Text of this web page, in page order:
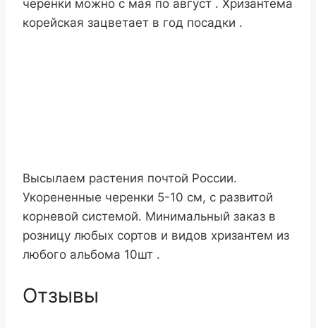
черенки можно с мая по август . Хризантема
корейская зацветает в год посадки .
Высылаем растения почтой России.
Укорененные черенки 5-10 см, с развитой
корневой системой. Минимальный заказ в
розницу любых сортов и видов хризантем из
любого альбома 10шт .
Отзывы